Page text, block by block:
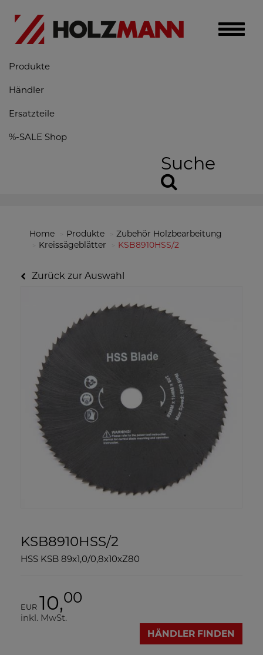
Toggle
Produkte
Händler
Ersatzteile
%-SALE Shop
Suche
Home Produkte
Zubehör Holzbearbeitung
Kreissägeblätter
KSB8910HSS/2
Zurück zur Auswahl
KSB8910HSS/2
HSS KSB 89x1,0/0,8x10xZ80
EUR 10,00
inkl. MwSt.
HÄNDLER FINDEN